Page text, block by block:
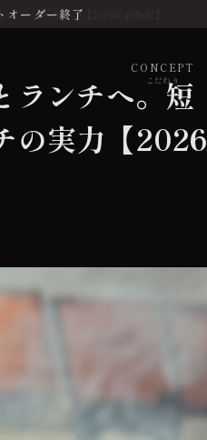
オーダー終了
CONCEPT
こだわり
ランチの実力【2026年最新版】
ランチへ。短
の実力【2026